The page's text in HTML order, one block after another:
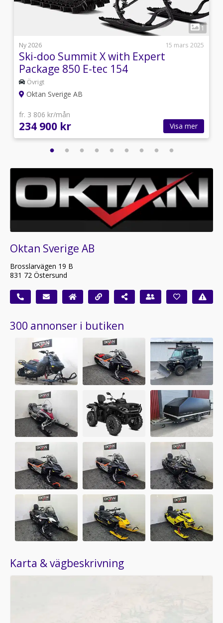
1
Ny 2026
15 mars 2025
Ski-doo Summit X with Expert
Package 850 E-tec 154
Övrigt
Oktan Sverige AB
fr. 3 806 kr/mån
234 900 kr Visa mer
Oktan Sverige AB
Brosslarvägen 19 B
831 72 Östersund
300 annonser i butiken
Karta & vägbeskrivning